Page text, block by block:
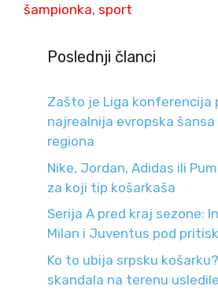
šampionka, sport
Poslednji članci
Zašto je Liga konferencija
najrealnija evropska šansa
regiona
Nike, Jordan, Adidas ili
za koji tip košarkaša
Serija A pred kraj sezone:
Milan i Juventus pod
Ko to ubija srpsku
skandala na terenu